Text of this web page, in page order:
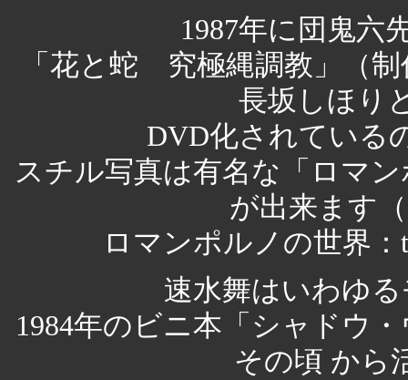
1987年に団鬼六
「花と蛇 究極縄調教」（
長坂しほり
DVD化されている
スチル写真は有名な「ロマ
が出来ます
ロマンポルノの世界：
速水舞はいわゆ
1984年のビニ本「シャドウ
その頃 から